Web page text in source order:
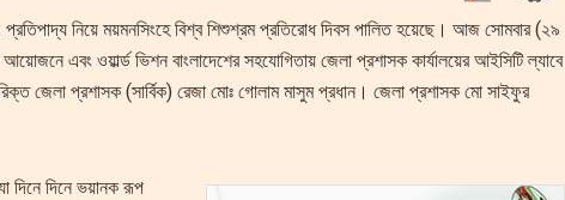
প্রতিপাদ্য নিয়ে ময়মনসিংহে বিশ্ব শিশুশ্রম প্রতিরোধ দিবস পালিত হয়েছে। আজ সোমবার (২৯
এবং ওয়ার্ল্ড ভিশন বাংলাদেশের সহযোগিতায় জেলা প্রশাসক কার্যালয়ের আইসিটি ল্যাবে
জেলা প্রশাসক (সার্বিক) রেজা মোঃ গোলাম মাসুম প্রধান। জেলা প্রশাসক মো সাইফুর
দিনে দিনে ভয়ানক রূপ